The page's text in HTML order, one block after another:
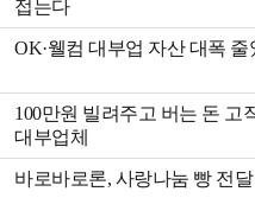
접는다
OK·웰컴 대부업 자산 대폭 줄
100만원 빌려주고 버는 돈 고
대부업체
바로바로론, 사랑나눔 빵 전달